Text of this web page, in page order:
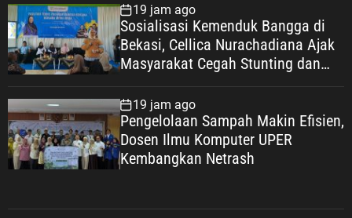
19 jam ago
Sosialisasi Kemenduk Bangga di
Bekasi, Cellica Nurachadiana Ajak
Masyarakat Cegah Stunting dan
19 jam ago
Pengelolaan Sampah Makin Efisien,
Dosen Ilmu Komputer UPER
Kembangkan Netrash